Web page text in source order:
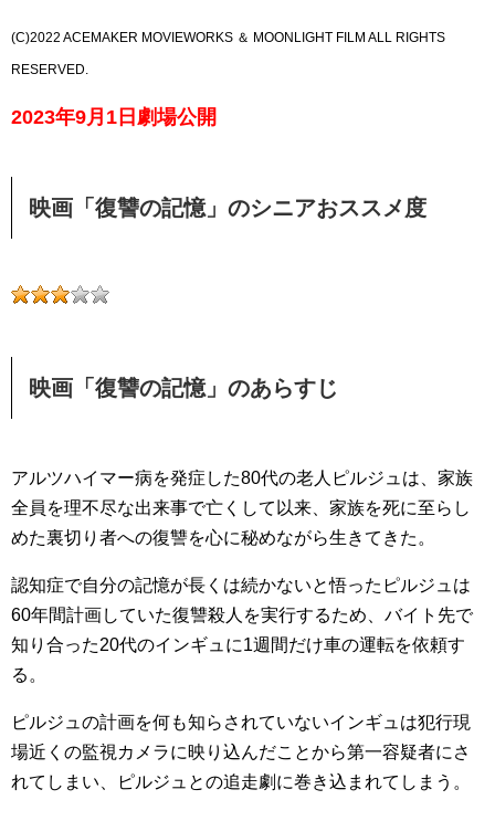
(C)2022 ACEMAKER MOVIEWORKS ＆ MOONLIGHT FILM ALL RIGHTS
RESERVED.
2023年9月1日劇場公開
映画「復讐の記憶」のシニアおススメ度
映画「復讐の記憶」のあらすじ
アルツハイマー病を発症した80代の老人ピルジュは、家族
全員を理不尽な出来事で亡くして以来、家族を死に至らし
めた裏切り者への復讐を心に秘めながら生きてきた。
認知症で自分の記憶が長くは続かないと悟ったピルジュは
60年間計画していた復讐殺人を実行するため、バイト先で
知り合った20代のインギュに1週間だけ車の運転を依頼す
る。
ピルジュの計画を何も知らされていないインギュは犯行現
場近くの監視カメラに映り込んだことから第一容疑者にさ
れてしまい、ピルジュとの追走劇に巻き込まれてしまう。